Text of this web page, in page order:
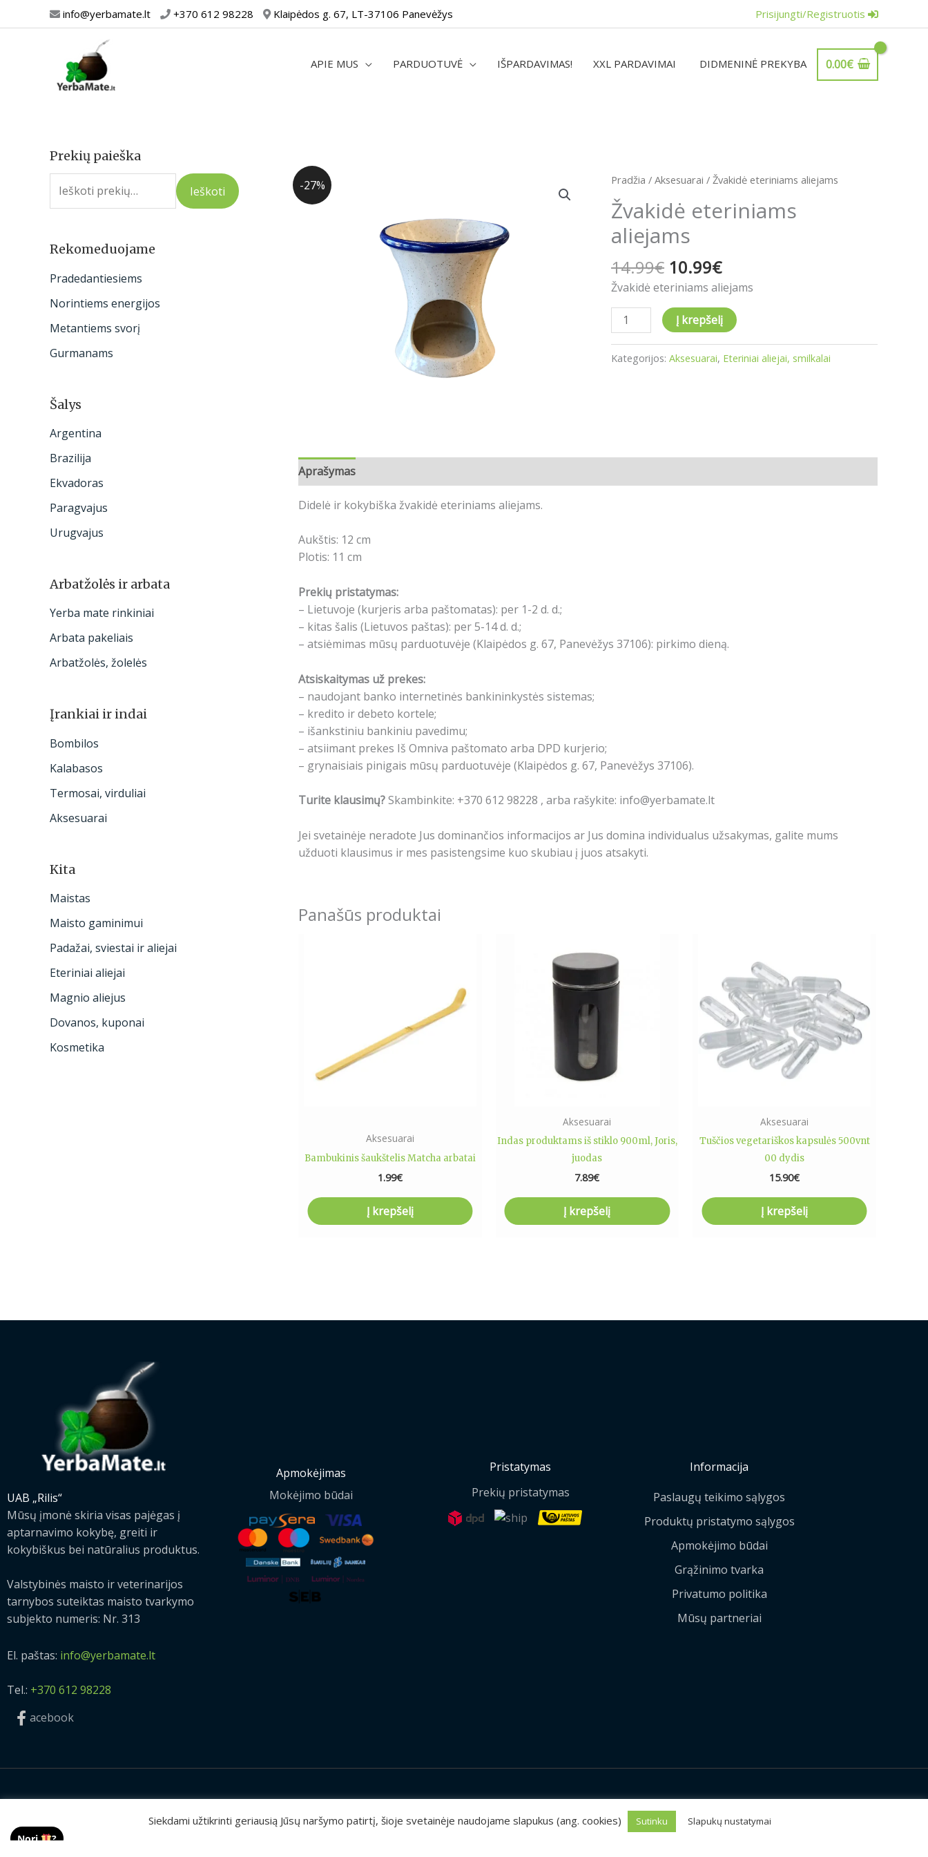
prie
info@yerbamate.lt +370 612 98228 Klaipėdos g. 67, LT-37106 Panevėžys Prisijungti/Registruotis
APIE MUS PARDUOTUVĖ IŠPARDAVIMAS! XXL PARDAVIMAI DIDMENINĖ PREKYBA 0.00€
Prekių paieška
I
e
o
:
Ieškoti
Rekomeduojame
Pradedantiesiems
Norintiems energijos
Metantiems svorį
Gurmanams
Šalys
Argentina
Brazilija
Ekvadoras
Paragvajus
Urugvajus
Arbatžolės ir arbata
Yerba mate rinkiniai
Arbata pakeliais
Arbatžolės, žolelės
Įrankiai ir indai
Bombilos
Kalabasos
Termosai, virduliai
Aksesuarai
Kita
Maistas
Maisto gaminimui
Padažai, sviestai ir aliejai
Eteriniai aliejai
Magnio aliejus
Dovanos, kuponai
Kosmetika
-27% Pradžia /Aksesuarai / Žvakidė eteriniams aliejams
Žvakidė eteriniams
aliejams
14.99€
Original
was:
14.99€.
10.99€
Current
is:
Žvakidė eteriniams aliejams
produkto
kiekis:
Žvakidė
eteriniams
aliejams
Į krepšelį
Kategorijos:Aksesuarai, Eteriniai aliejai, smilkalai
Aprašymas
Didelė ir kokybiška žvakidė eteriniams aliejams.
Aukštis: 12 cm
Plotis: 11 cm
Prekių pristatymas:
– Lietuvoje (kurjeris arba paštomatas): per 1-2 d. d.;
– kitas šalis (Lietuvos paštas): per 5-14 d. d.;
– atsiėmimas mūsų parduotuvėje (Klaipėdos g. 67, Panevėžys 37106): pirkimo dieną.
Atsiskaitymas už prekes:
– naudojant banko internetinės bankininkystės sistemas;
– kredito ir debeto kortele;
– išankstiniu bankiniu pavedimu;
– atsiimant prekes Iš Omniva paštomato arba DPD kurjerio;
– grynaisiais pinigais mūsų parduotuvėje (Klaipėdos g. 67, Panevėžys 37106).
Turite klausimų?Skambinkite: +370 612 98228 , arba rašykite: info@yerbamate.lt
Jei svetainėje neradote Jus dominančios informacijos ar Jus domina individualus užsakymas, galite mums
užduoti klausimus ir mes pasistengsime kuo skubiau į juos atsakyti.
Panašūs produktai
Aksesuarai
Bambukinis šaukštelis Matcha arbatai
1.99€
Į krepšelį
Aksesuarai
Indas produktams iš stiklo 900ml, Joris,
juodas
7.89€
Į krepšelį
Aksesuarai
Tuščios vegetariškos kapsulės 500vnt
00 dydis
15.90€
Į krepšelį
UAB „Rilis“
Mūsų įmonė skiria visas pajėgas į
aptarnavimo kokybę, greiti ir
kokybiškus bei natūralius produktus.
Valstybinės maisto ir veterinarijos
tarnybos suteiktas maisto tvarkymo
subjekto numeris: Nr. 313
El. paštas: info@yerbamate.lt
Tel.: +370 612 98228
acebook
Apmokėjimas
Mokėjimo būdai
Pristatymas
Prekių pristatymas
Informacija
Paslaugų teikimo sąlygos
Produktų pristatymo sąlygos
Apmokėjimo būdai
Grąžinimo tvarka
Privatumo politika
Mūsų partneriai
2026 © Visos teisės saugomos | UAB „Rilis“
Siekdami užtikrinti geriausią Jūsų naršymo patirtį, šioje svetainėje naudojame slapukus (ang. cookies) Sutinku Slapukų nustatymai
Nori ?